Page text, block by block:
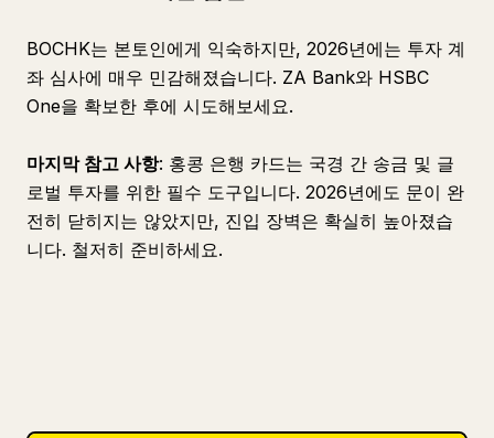
BOCHK는 본토인에게 익숙하지만, 2026년에는 투자 계
좌 심사에 매우 민감해졌습니다. ZA Bank와 HSBC
One을 확보한 후에 시도해보세요.
마지막 참고 사항: 홍콩 은행 카드는 국경 간 송금 및 글
로벌 투자를 위한 필수 도구입니다. 2026년에도 문이 완
전히 닫히지는 않았지만, 진입 장벽은 확실히 높아졌습
니다. 철저히 준비하세요.